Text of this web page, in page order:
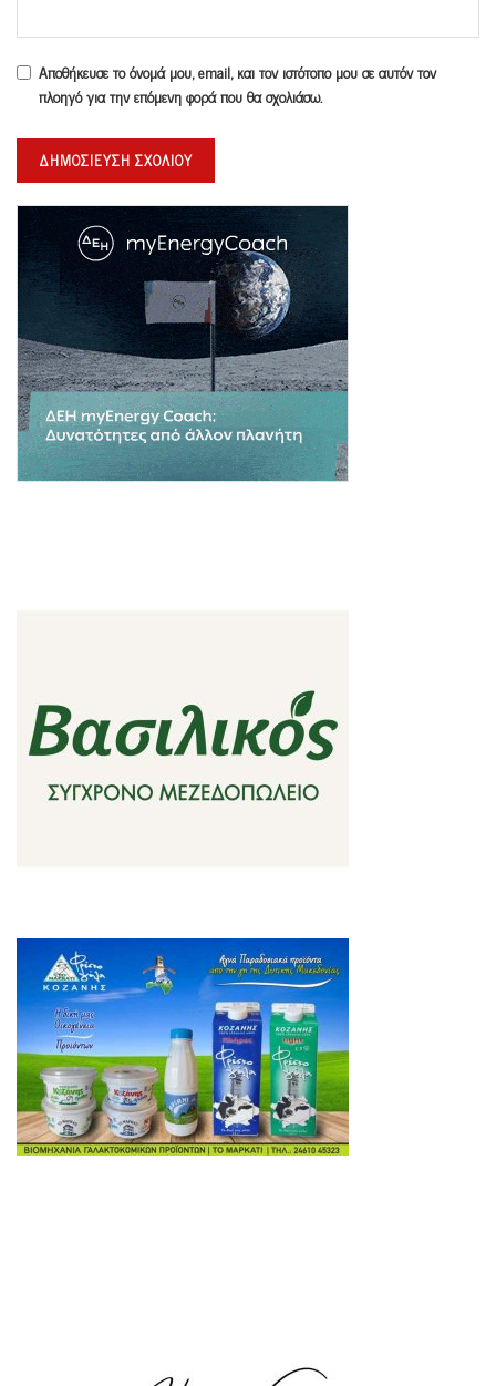
Αποθήκευσε το όνομά μου, email, και τον ιστότοπο μου σε αυτόν τον
πλοηγό για την επόμενη φορά που θα σχολιάσω.